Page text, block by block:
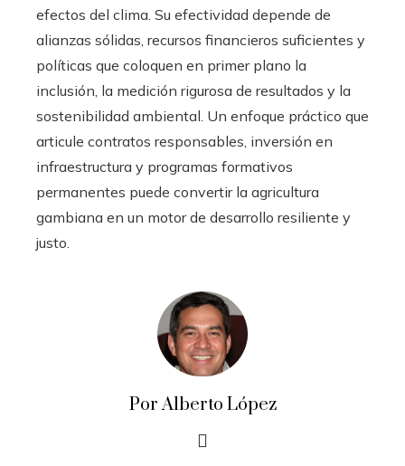
efectos del clima. Su efectividad depende de
alianzas sólidas, recursos financieros suficientes y
políticas que coloquen en primer plano la
inclusión, la medición rigurosa de resultados y la
sostenibilidad ambiental. Un enfoque práctico que
articule contratos responsables, inversión en
infraestructura y programas formativos
permanentes puede convertir la agricultura
gambiana en un motor de desarrollo resiliente y
justo.
Por Alberto López